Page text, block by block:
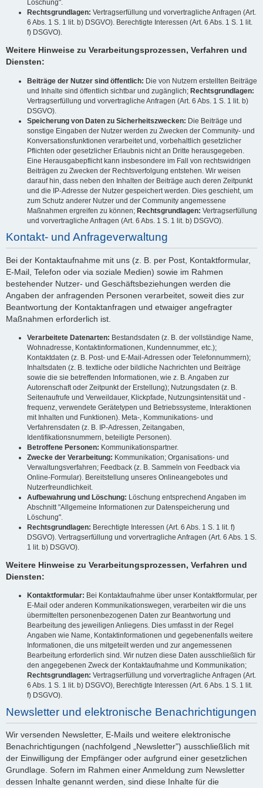
Löschung".
Rechtsgrundlagen: Vertragserfüllung und vorvertragliche Anfragen (Art.
6 Abs. 1 S. 1 lit. b) DSGVO). Berechtigte Interessen (Art. 6 Abs. 1 S. 1 lit.
f) DSGVO).
Weitere Hinweise zu Verarbeitungsprozessen, Verfahren und
Diensten:
Beiträge der Nutzer sind öffentlich: Die von Nutzern erstellten Beiträge
und Inhalte sind öffentlich sichtbar und zugänglich; Rechtsgrundlagen:
Vertragserfüllung und vorvertragliche Anfragen (Art. 6 Abs. 1 S. 1 lit. b)
DSGVO).
Speicherung von Daten zu Sicherheitszwecken: Die Beiträge und
sonstige Eingaben der Nutzer werden zu Zwecken der Community- und
Konversationsfunktionen verarbeitet und, vorbehaltlich gesetzlicher
Pflichten oder gesetzlicher Erlaubnis nicht an Dritte herausgegeben.
Eine Herausgabepflicht kann insbesondere im Fall von rechtswidrigen
Beiträgen zu Zwecken der Rechtsverfolgung entstehen. Wir weisen
darauf hin, dass neben den Inhalten der Beiträge auch deren Zeitpunkt
und die IP-Adresse der Nutzer gespeichert werden. Dies geschieht, um
zum Schutz anderer Nutzer und der Community angemessene
Maßnahmen ergreifen zu können; Rechtsgrundlagen: Vertragserfüllung
und vorvertragliche Anfragen (Art. 6 Abs. 1 S. 1 lit. b) DSGVO).
Kontakt- und Anfrageverwaltung
Bei der Kontaktaufnahme mit uns (z. B. per Post, Kontaktformular,
E-Mail, Telefon oder via soziale Medien) sowie im Rahmen
bestehender Nutzer- und Geschäftsbeziehungen werden die
Angaben der anfragenden Personen verarbeitet, soweit dies zur
Beantwortung der Kontaktanfragen und etwaiger angefragter
Maßnahmen erforderlich ist.
Verarbeitete Datenarten: Bestandsdaten (z. B. der vollständige Name,
Wohnadresse, Kontaktinformationen, Kundennummer, etc.);
Kontaktdaten (z. B. Post- und E-Mail-Adressen oder Telefonnummern);
Inhaltsdaten (z. B. textliche oder bildliche Nachrichten und Beiträge
sowie die sie betreffenden Informationen, wie z. B. Angaben zur
Autorenschaft oder Zeitpunkt der Erstellung); Nutzungsdaten (z. B.
Seitenaufrufe und Verweildauer, Klickpfade, Nutzungsintensität und -
frequenz, verwendete Gerätetypen und Betriebssysteme, Interaktionen
mit Inhalten und Funktionen). Meta-, Kommunikations- und
Verfahrensdaten (z. B. IP-Adressen, Zeitangaben,
Identifikationsnummern, beteiligte Personen).
Betroffene Personen: Kommunikationspartner.
Zwecke der Verarbeitung: Kommunikation; Organisations- und
Verwaltungsverfahren; Feedback (z. B. Sammeln von Feedback via
Online-Formular). Bereitstellung unseres Onlineangebotes und
Nutzerfreundlichkeit.
Aufbewahrung und Löschung: Löschung entsprechend Angaben im
Abschnitt "Allgemeine Informationen zur Datenspeicherung und
Löschung".
Rechtsgrundlagen: Berechtigte Interessen (Art. 6 Abs. 1 S. 1 lit. f)
DSGVO). Vertragserfüllung und vorvertragliche Anfragen (Art. 6 Abs. 1 S.
1 lit. b) DSGVO).
Weitere Hinweise zu Verarbeitungsprozessen, Verfahren und
Diensten:
Kontaktformular: Bei Kontaktaufnahme über unser Kontaktformular, per
E-Mail oder anderen Kommunikationswegen, verarbeiten wir die uns
übermittelten personenbezogenen Daten zur Beantwortung und
Bearbeitung des jeweiligen Anliegens. Dies umfasst in der Regel
Angaben wie Name, Kontaktinformationen und gegebenenfalls weitere
Informationen, die uns mitgeteilt werden und zur angemessenen
Bearbeitung erforderlich sind. Wir nutzen diese Daten ausschließlich für
den angegebenen Zweck der Kontaktaufnahme und Kommunikation;
Rechtsgrundlagen: Vertragserfüllung und vorvertragliche Anfragen (Art.
6 Abs. 1 S. 1 lit. b) DSGVO), Berechtigte Interessen (Art. 6 Abs. 1 S. 1 lit.
f) DSGVO).
Newsletter und elektronische Benachrichtigungen
Wir versenden Newsletter, E-Mails und weitere elektronische
Benachrichtigungen (nachfolgend „Newsletter") ausschließlich mit
der Einwilligung der Empfänger oder aufgrund einer gesetzlichen
Grundlage. Sofern im Rahmen einer Anmeldung zum Newsletter
dessen Inhalte genannt werden, sind diese Inhalte für die